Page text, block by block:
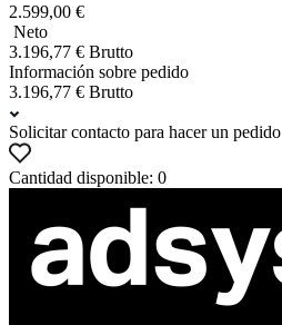
2.599,00 €
Neto
3.196,77 € Brutto
Información sobre pedido
3.196,77 € Brutto
Solicitar contacto para hacer un pedido
Cantidad disponible: 0